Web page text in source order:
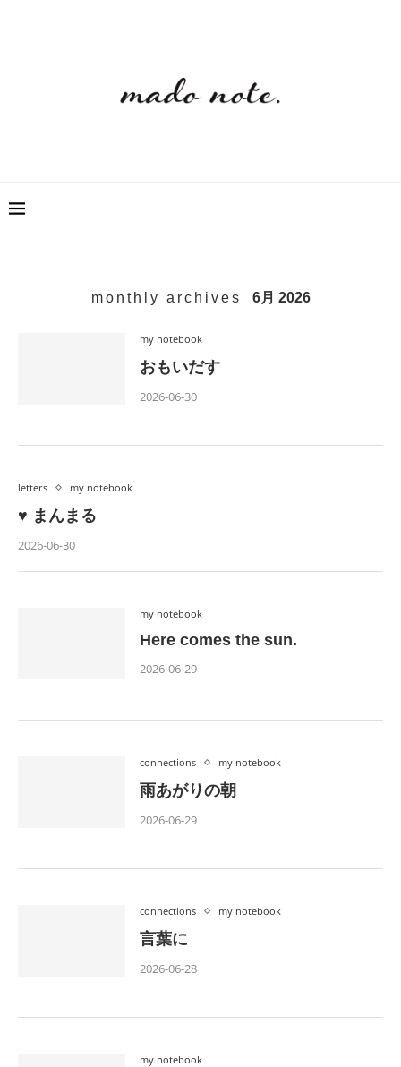
monthly archives 6月 2026
my notebook
おもいだす
2026-06-30
letters my notebook
♥ まんまる
2026-06-30
my notebook
Here comes the sun.
2026-06-29
connections my notebook
雨あがりの朝
2026-06-29
connections my notebook
言葉に
2026-06-28
my notebook